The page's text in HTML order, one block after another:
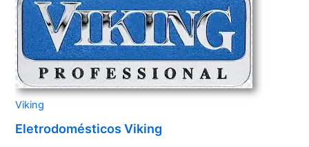
Viking
Eletrodomésticos Viking